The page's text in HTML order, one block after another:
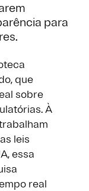
para
que
sobre
À
leis
essa
real